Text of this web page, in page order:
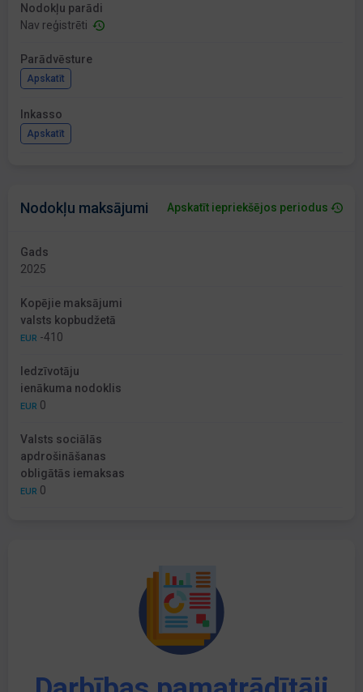
Nodokļu parādi
Nav reģistrēti
Parādvēsture
Apskatīt
Inkasso
Apskatīt
Nodokļu maksājumi Apskatīt iepriekšējos periodus
Gads
2025
Kopējie maksājumi
valsts kopbudžetā
EUR -410
Iedzīvotāju
ienākuma nodoklis
EUR 0
Valsts sociālās
apdrošināšanas
obligātās iemaksas
EUR 0